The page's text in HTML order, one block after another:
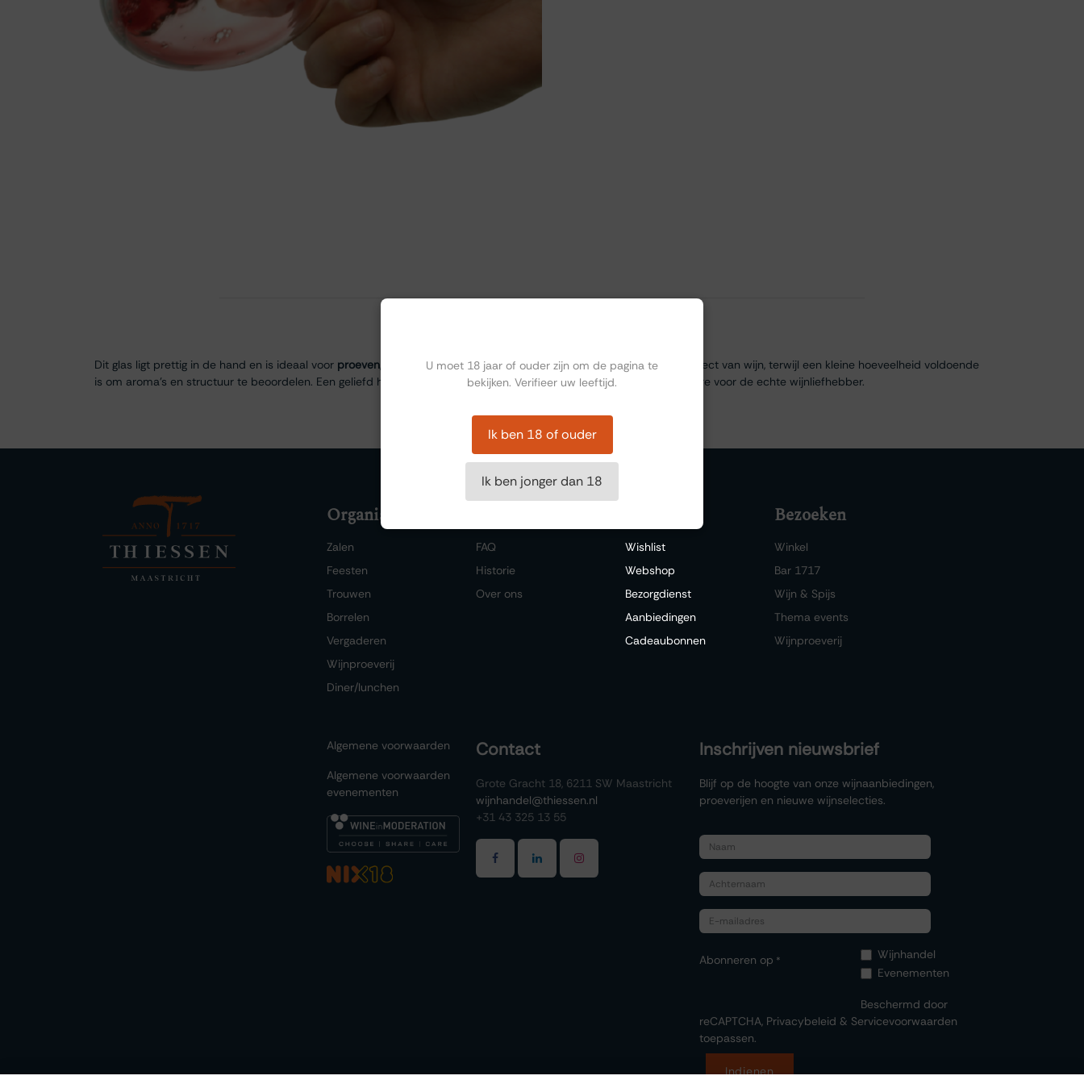
Dit glas ligt prettig in de hand en is ideaal voor proeven, vergelijken en presenteren. De vorm versterkt het visuele aspect van wijn, terwijl een kleine hoeveelheid voldoende
is om aroma’s en structuur te beoordelen. Een geliefd hulpmiddel bij professionals, maar ook een bijzonder accessoire voor de echte wijnliefhebber.
Organiseren
Zalen
Feesten
Trouwen
Borrelen
Vergaderen
Wijnproeverij
Diner/lunchen
FAQ
Historie
Over ons
Wishlist
Webshop
Bezorgdienst
Aanbiedingen
Cadeaubonnen
Bezoeken
Winkel
Bar 1717
Wijn & Spijs
Thema events
Wijnproeverij
Algemene voorwaarden
Algemene voorwaarden
evenementen
Contact
Grote Gracht 18, 6211 SW Maastricht
wijnhandel@thiessen.nl
+31 43 325 13 55
Inschrijven nieuwsbrief
Blijf op de hoogte van onze wijnaanbiedingen,
proeverijen en nieuwe wijnselecties.
Abonneren op *
Wijnhandel
Evenementen
Beschermd door
reCAPTCHA, Privacybeleid & Servicevoorwaarden
toepassen.
Indienen
U moet 18 jaar of ouder zijn om de pagina te
bekijken. Verifieer uw leeftijd.
Ik ben 18 of ouder
Ik ben jonger dan 18